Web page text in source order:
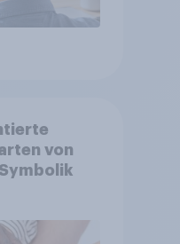
von